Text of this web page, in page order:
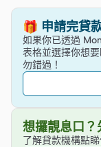
🎁 申請完貸
如果你已透過
表格並選擇你想
勿錯過！
想攞靚息口
了解貸款機構點